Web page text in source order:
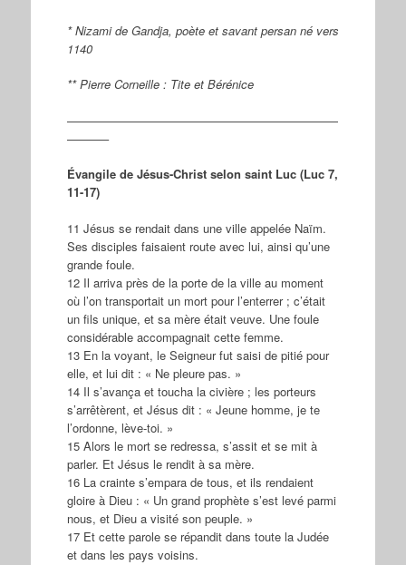
* Nizami de Gandja, poète et savant persan né vers
1140
** Pierre Corneille : Tite et Bérénice
———————————————————————
———–
Évangile de Jésus-Christ selon saint Luc (Luc 7,
11-17)
11 Jésus se rendait dans une ville appelée Naïm.
Ses disciples faisaient route avec lui, ainsi qu’une
grande foule.
12 Il arriva près de la porte de la ville au moment
où l’on transportait un mort pour l’enterrer ; c’était
un fils unique, et sa mère était veuve. Une foule
considérable accompagnait cette femme.
13 En la voyant, le Seigneur fut saisi de pitié pour
elle, et lui dit : « Ne pleure pas. »
14 Il s’avança et toucha la civière ; les porteurs
s’arrêtèrent, et Jésus dit : « Jeune homme, je te
l’ordonne, lève-toi. »
15 Alors le mort se redressa, s’assit et se mit à
parler. Et Jésus le rendit à sa mère.
16 La crainte s’empara de tous, et ils rendaient
gloire à Dieu : « Un grand prophète s’est levé parmi
nous, et Dieu a visité son peuple. »
17 Et cette parole se répandit dans toute la Judée
et dans les pays voisins.